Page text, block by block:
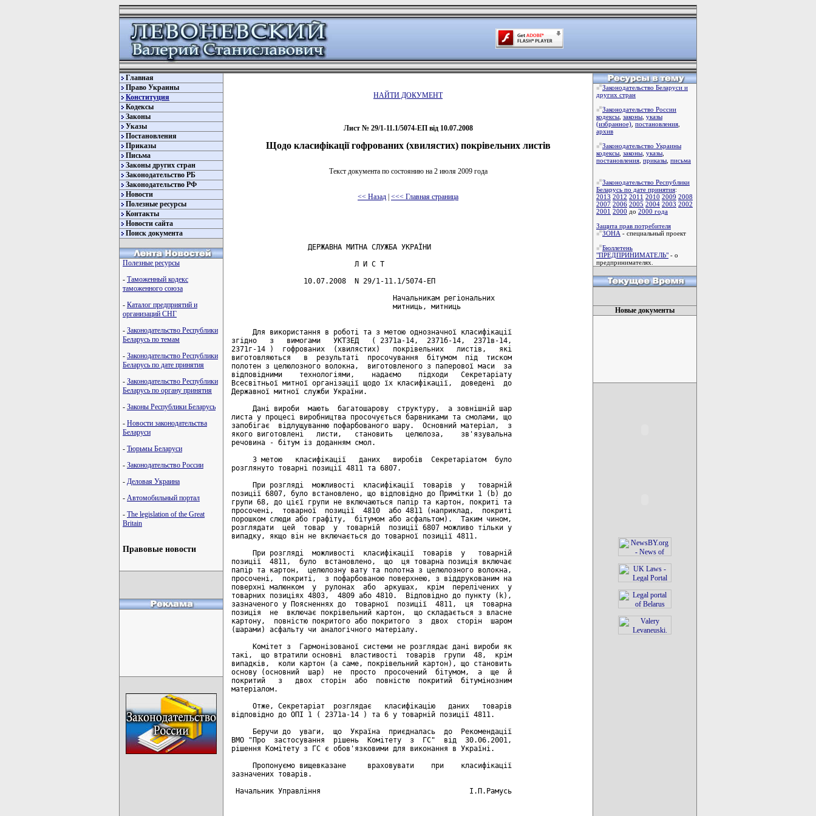
Главная
Право Украины
Конституция
Кодексы
Законы
Указы
Постановления
Приказы
Письма
Законы других стран
Законодательство РБ
Законодательство РФ
Новости
Полезные ресурсы
Контакты
Новости сайта
Поиск документа
Полезные ресурсы
- Таможенный кодекс
таможенного союза
- Каталог предприятий и
организаций СНГ
- Законодательство Республики
Беларусь по темам
- Законодательство Республики
Беларусь по дате принятия
- Законодательство Республики
Беларусь по органу принятия
- Законы Республики Беларусь
- Новости законодательства
Беларуси
- Тюрьмы Беларуси
- Законодательство России
- Деловая Украина
- Автомобильный портал
- The legislation of the Great
Britain
Правовые новости
НАЙТИ ДОКУМЕНТ
Лист № 29/1-11.1/5074-ЕП від 10.07.2008
Щодо класифікації гофрованих (хвилястих) покрівельних листів
Текст документа по состоянию на 2 июля 2009 года
<< Назад | <<< Главная страница
                  ДЕРЖАВНА МИТНА СЛУЖБА УКРАЇНИ
                             Л И С Т
                 10.07.2008  N 29/1-11.1/5074-ЕП
                                      Начальникам регіональних
                                      митниць, митниць
     Для використання в роботі та з метою однозначної класифікації
згідно   з   вимогами   УКТЗЕД   ( 2371а-14,  2371б-14,  2371в-14,
2371г-14 )  гофрованих  (хвилястих)   покрівельних   листів,   які
виготовляються   в  результаті  просочування  бітумом  під  тиском
полотен з целюлозного волокна,  виготовленого з паперової маси  за
відповідними    технологіями,    надаємо    підходи   Секретаріату
Всесвітньої митної організації щодо їх класифікації,  доведені  до
Державної митної служби України.
     Дані вироби  мають  багатошарову  структуру,  а зовнішній шар
листа у процесі виробництва просочується барвниками та смолами, що
запобігає  відлущуванню пофарбованого шару.  Основний матеріал,  з
якого виготовлені   листи,   становить   целюлоза,    зв'язувальна
речовина - бітум із доданням смол.
     З метою   класифікації   даних   виробів  Секретаріатом  було
розглянуто товарні позиції 4811 та 6807.
     При розгляді  можливості  класифікації  товарів  у   товарній
позиції 6807, було встановлено, що відповідно до Примітки 1 (b) до
групи 68, до цієї групи не включаються папір та картон, покриті та
просочені,  товарної  позиції  4810  або 4811 (наприклад,  покриті
порошком слюди або графіту,  бітумом або асфальтом).  Таким чином,
розглядати  цей  товар  у  товарній  позиції 6807 можливо тільки у
випадку, якщо він не включається до товарної позиції 4811.
     При розгляді  можливості  класифікації  товарів  у   товарній
позиції  4811,  було  встановлено,  що  ця товарна позиція включає
папір та картон,  целюлозну вату та полотна з целюлозного волокна,
просочені,  покриті,  з пофарбованою поверхнею, з віддрукованим на
поверхні малюнком  у  рулонах  або  аркушах,  крім  перелічених  у
товарних позиціях 4803,  4809 або 4810.  Відповідно до пункту (k),
зазначеного у Поясненнях до  товарної  позиції  4811,  ця  товарна
позиція  не  включає покрівельний картон,  що складається з власне
картону,  повністю покритого або покритого  з  двох  сторін  шаром
(шарами) асфальту чи аналогічного матеріалу.
     Комітет з  Гармонізованої системи не розглядає дані вироби як
такі,  що втратили основні  властивості  товарів  групи  48,  крім
випадків,  коли картон (а саме, покрівельний картон), що становить
основу (основний  шар)  не  просто  просочений  бітумом,  а  ще  й
покритий   з   двох  сторін  або  повністю  покритий  бітумінозним
матеріалом.
     Отже, Секретаріат  розглядає   класифікацію   даних   товарів
відповідно до ОПІ 1 ( 2371а-14 ) та 6 у товарній позиції 4811.
     Беручи до  уваги,  що  Україна  приєдналась  до  Рекомендації
ВМО "Про  застосування  рішень  Комітету  з  ГС"  від  30.06.2001,
рішення Комітету з ГС є обов'язковими для виконання в Україні.
     Пропонуємо вищевказане     враховувати    при    класифікації
зазначених товарів.
Начальник Управління                                   І.П.Рамусь
Законодательство Беларуси и
других стран
Законодательство России
кодексы законы указы
(избранное) постановления
архив
Законодательство Украины
кодексы законы указы
постановления приказы письма
Законодательство Республики
Беларусь по дате принятия:
2013 2012 2011 2010 2009 2008
2007 2006 2005 2004 2003 2002
2001 2000 до 2000 года
Защита прав потребителя
ЗОНА - специальный проект
Бюллетень
"ПРЕДПРИНИМАТЕЛЬ" - о
предпринимателях.
Новые документы